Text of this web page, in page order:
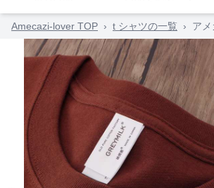
Amecazi-lover TOP › t シャツの一覧 › ア